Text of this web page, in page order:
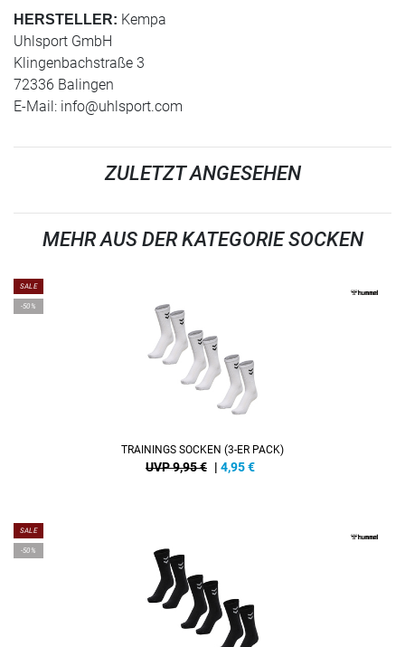
HERSTELLER: Kempa
Uhlsport GmbH
Klingenbachstraße 3
72336 Balingen
E-Mail: info@uhlsport.com
ZULETZT ANGESEHEN
MEHR AUS DER KATEGORIE SOCKEN
SALE
-50%
TRAININGS SOCKEN (3-ER PACK)
UVP 9,95 € | 4,95€
SALE
-50%